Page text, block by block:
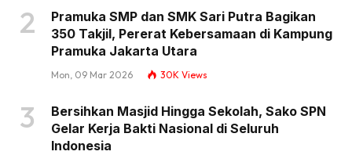
Pramuka SMP dan SMK Sari Putra Bagikan
350 Takjil, Pererat Kebersamaan di Kampung
Pramuka Jakarta Utara
Mon, 09 Mar 2026 30K Views
Bersihkan Masjid Hingga Sekolah, Sako SPN
Gelar Kerja Bakti Nasional di Seluruh
Indonesia